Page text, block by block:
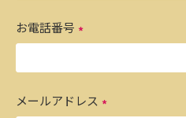
お電話番号
メールアドレス